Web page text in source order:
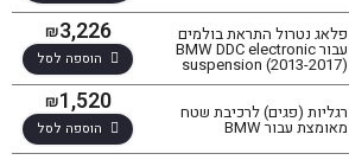
פלאג נטרול התראת בולמים
עבור BMW DDC electronic
suspension (2013-2017)
₪3,226
הוספה לסל
רגליות (פגים) לרכיבת שטח
מאומצת עבור BMW
₪1,520
הוספה לסל
סינון תוצאות